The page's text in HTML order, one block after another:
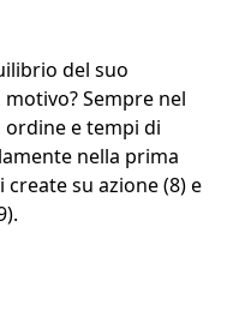
del suo
Sempre nel
e tempi di
nella prima
su azione (8) e